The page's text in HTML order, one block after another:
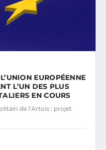
EUROPÉENNE
L’UN DES PLUS
EN COURS
de l’Artois : projet